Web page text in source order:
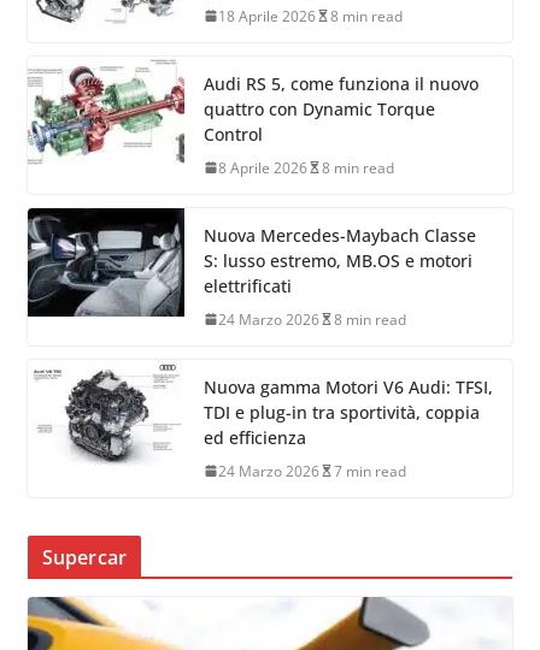
18 Aprile 2026 8 min read
Audi RS 5, come funziona il nuovo
quattro con Dynamic Torque
Control
8 Aprile 2026 8 min read
Nuova Mercedes-Maybach Classe
S: lusso estremo, MB.OS e motori
elettrificati
24 Marzo 2026 8 min read
Nuova gamma Motori V6 Audi: TFSI,
TDI e plug-in tra sportività, coppia
ed efficienza
24 Marzo 2026 7 min read
Supercar